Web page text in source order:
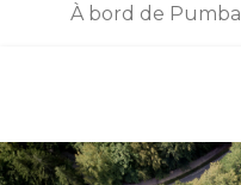
À bord de